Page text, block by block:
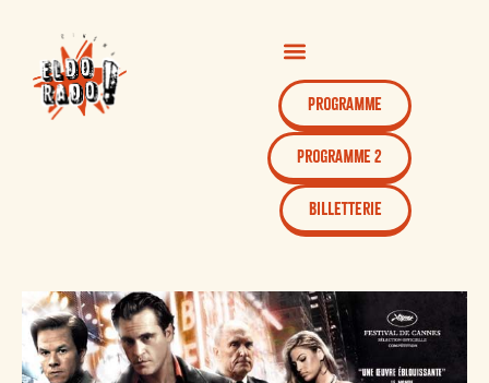
Programme
Programme 2
Billetterie